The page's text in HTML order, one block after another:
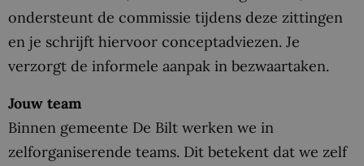
ondersteunt de commissie tijdens deze zittingen
en je schrijft hiervoor conceptadviezen. Je
verzorgt de informele aanpak in bezwaartaken.
Jouw team
Binnen gemeente De Bilt werken we in
zelforganiserende teams. Dit betekent dat we zelf